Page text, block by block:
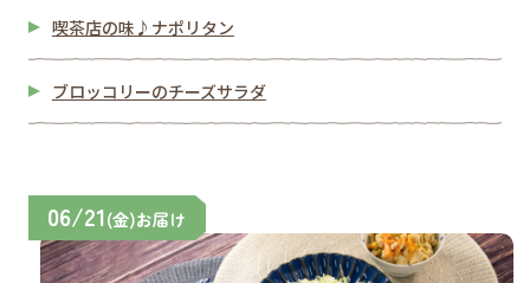
喫茶店の味♪ナポリタン
ブロッコリーのチーズサラダ
06/21(金)お届け